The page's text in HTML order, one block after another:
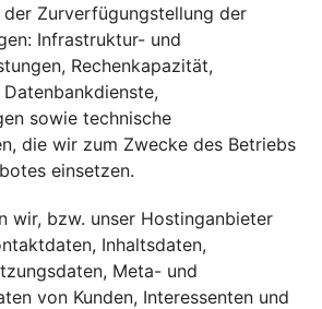
der Zurverfügungstellung der
Infrastruktur- und
Rechenkapazität,
sowie technische
die wir zum Zwecke des Betriebs
einsetzen.
wir, bzw. unser Hostinganbieter
Inhaltsdaten,
Meta- und
von Kunden, Interessenten und